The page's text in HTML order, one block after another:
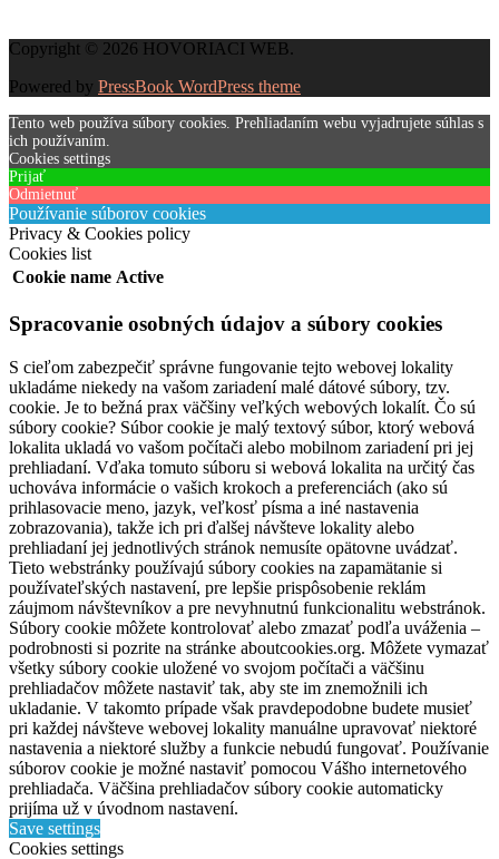
Copyright © 2026 HOVORIACI WEB.
Powered by PressBook WordPress theme
Tento web používa súbory cookies. Prehliadaním webu vyjadrujete súhlas s
ich používaním.
Cookies settings
Prijať
Odmietnuť
Používanie súborov cookies
Privacy & Cookies policy
Cookies list
Cookie name Active
Spracovanie osobných údajov a súbory cookies
S cieľom zabezpečiť správne fungovanie tejto webovej lokality
ukladáme niekedy na vašom zariadení malé dátové súbory, tzv.
cookie. Je to bežná prax väčšiny veľkých webových lokalít. Čo sú
súbory cookie? Súbor cookie je malý textový súbor, ktorý webová
lokalita ukladá vo vašom počítači alebo mobilnom zariadení pri jej
prehliadaní. Vďaka tomuto súboru si webová lokalita na určitý čas
uchováva informácie o vašich krokoch a preferenciách (ako sú
prihlasovacie meno, jazyk, veľkosť písma a iné nastavenia
zobrazovania), takže ich pri ďalšej návšteve lokality alebo
prehliadaní jej jednotlivých stránok nemusíte opätovne uvádzať.
Tieto webstránky používajú súbory cookies na zapamätanie si
používateľských nastavení, pre lepšie prispôsobenie reklám
záujmom návštevníkov a pre nevyhnutnú funkcionalitu webstránok.
Súbory cookie môžete kontrolovať alebo zmazať podľa uváženia –
podrobnosti si pozrite na stránke aboutcookies.org. Môžete vymazať
všetky súbory cookie uložené vo svojom počítači a väčšinu
prehliadačov môžete nastaviť tak, aby ste im znemožnili ich
ukladanie. V takomto prípade však pravdepodobne budete musieť
pri každej návšteve webovej lokality manuálne upravovať niektoré
nastavenia a niektoré služby a funkcie nebudú fungovať. Používanie
súborov cookie je možné nastaviť pomocou Vášho internetového
prehliadača. Väčšina prehliadačov súbory cookie automaticky
prijíma už v úvodnom nastavení.
Save settings
Cookies settings